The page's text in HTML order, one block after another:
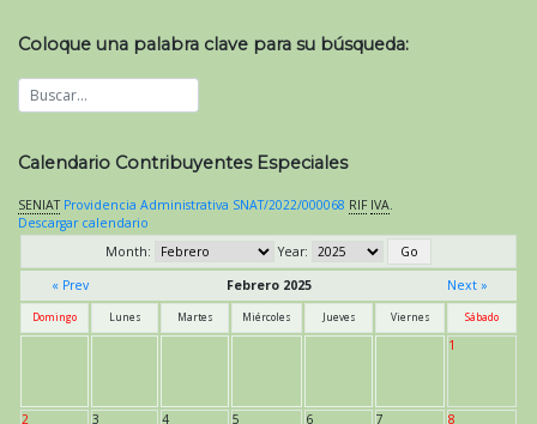
Coloque una palabra clave para su búsqueda:
Calendario Contribuyentes Especiales
SENIAT Providencia Administrativa SNAT/2022/000068 RIF IVA
Descargar calendario
Month:
Year:
« Prev
Febrero 2025 Next »
Domingo Lunes Martes Miércoles Jueves Viernes Sábado
1
2 3 4 5 6 7 8